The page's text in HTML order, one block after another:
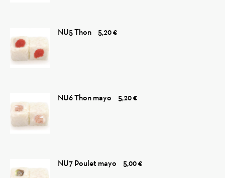
NU5 Thon 5,20 €
NU6 Thon mayo 5,20 €
NU7 Poulet mayo 5,00 €